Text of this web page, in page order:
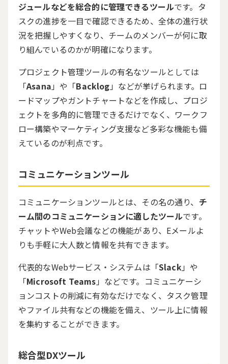
ジュールなどを総合的に管理できるツールです。タ
スクの進捗を一目で確認できるため、全体の進行状
況を把握しやすくなり、チームのメンバーが何に取
り組んでいるのかが明確になります。
プロジェクト管理ツールの有名なツールとしては
「Asana 」や「Backlog 」などが挙げられます。ロ
ードマップやガントチャートなどを作成し、プロジ
ェクトを多角的に管理できるだけでなく、ワークフ
ロー構築やマーケティング支援など多彩な機能も備
えているのが利点です。
コミュニケーションツール
コミュニケーションツールとは、その名の通り、 チ
ーム間のコミュニケーションに適したツールです。
チャットやWeb会議などの機能があり、 Eメールよ
りも手軽に大人数と情報を共有できます。
代表的なWebサービス・システムは「Slack」や
「Microsoft Teams 」などです。コミュニケーシ
ョンコストの削減に有効なだけでなく、タスク管理
やファイル共有などの機能を備え、ツール上に情報
を集約することができます。
総合型DXツール